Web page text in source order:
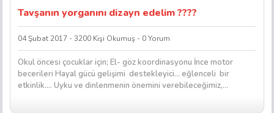
Tavşanın yorganını dizayn edelim ????
04 Şubat 2017 - 3200 Kişi Okumuş - 0 Yorum
Okul öncesi çocuklar için; El- göz koordinasyonu İnce motor
becerileri Hayal gücü gelişimi destekleyici… eğlenceli bir
etkinlik…. Uyku ve dinlenmenin önemini verebileceğimiz,...